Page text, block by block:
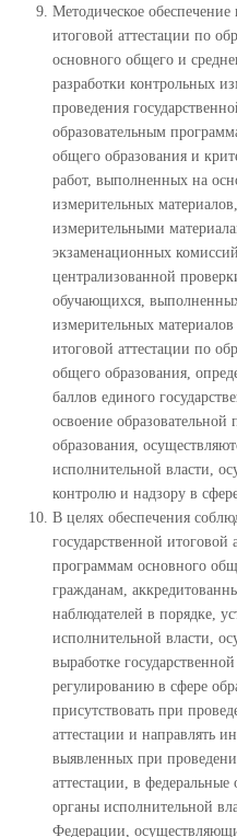
Методическое обеспечение
итоговой аттестации по
основного общего и
разработки контрольных
проведения
образовательным
общего образования и
работ, выполненных на
измерительных
измерительными
экзаменационных
централизованной
обучающихся,
измерительных
итоговой аттестации по
общего образования,
баллов единого
освоение
образования,
исполнительной власти,
контролю и надзору в
В целях обеспечения
государственной итоговой
программам основного
гражданам,
наблюдателей в порядке,
исполнительной власти,
выработке
регулированию в сфере
присутствовать при
аттестации и направлять
выявленных при
аттестации, в
органы исполнительной
Федерации,